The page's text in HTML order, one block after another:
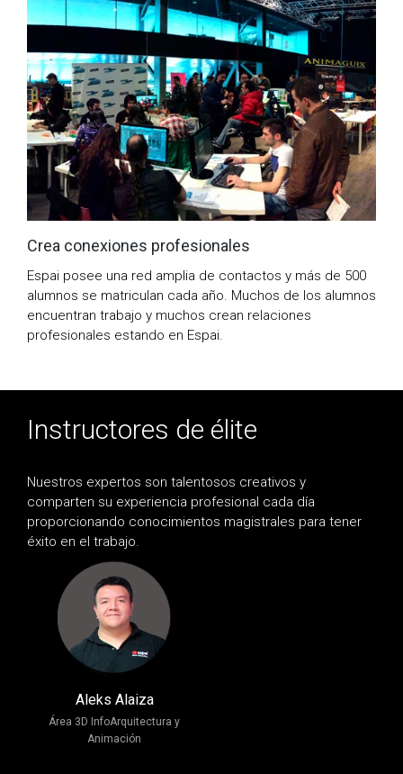
Crea conexiones profesionales
Espai posee una red amplia de contactos y más de 500
alumnos se matriculan cada año. Muchos de los alumnos
encuentran trabajo y muchos crean relaciones
profesionales estando en Espai.
Instructores de élite
Nuestros expertos son talentosos creativos y
comparten su experiencia profesional cada día
proporcionando conocimientos magistrales para tener
éxito en el trabajo.
Aleks Alaiza
Área 3D InfoArquitectura y
Animación